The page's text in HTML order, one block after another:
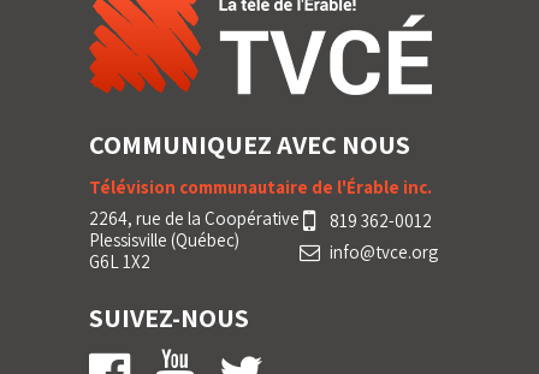
COMMUNIQUEZ AVEC NOUS
Télévision communautaire de l'Érable inc.
2264, rue de la Coopérative
Plessisville (Québec)
G6L 1X2
819 362-0012
info@tvce.org
SUIVEZ-NOUS